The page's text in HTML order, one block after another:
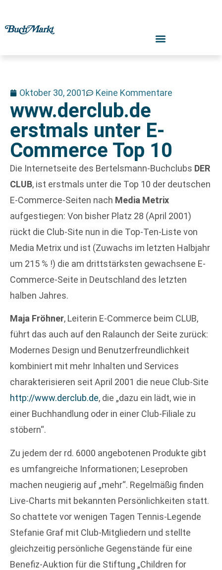
Oktober 30, 2001 Keine Kommentare
www.derclub.de
erstmals unter E-
Commerce Top 10
Die Internetseite des Bertelsmann-Buchclubs DER
CLUB, ist erstmals unter die Top 10 der deutschen
E-Commerce-Seiten nach Media Metrix
aufgestiegen: Von bisher Platz 28 (April 2001)
rückt die Club-Site nun in die Top-Ten-Liste von
Media Metrix und ist (Zuwachs im letzten Halbjahr
um 215 % !) die am drittstärksten gewachsene E-
Commerce-Seite in Deutschland des letzten
halben Jahres.
Maja Fröhner, Leiterin E-Commerce beim CLUB,
führt das auch auf den Ralaunch der Seite zurück:
Modernes Design und Benutzerfreundlichkeit
kombiniert mit mehr Inhalten und Services
charakterisieren seit April 2001 die neue Club-Site
http://www.derclub.de, die „dazu ein lädt, wie in
einer Buchhandlung oder in einer Club-Filiale zu
stöbern“.
Zu jedem der rd. 6000 angebotenen Produkte gibt
es umfangreiche Informationen; Leseproben
machen neugierig auf „mehr“. Regelmäßig finden
Live-Charts mit bekannten Persönlichkeiten statt.
So chattete vor wenigen Tagen Tennis-Legende
Stefanie Graf mit Club-Mitgliedern und stellte
gleichzeitig persönliche Gegenstände für eine
Benefiz-Auktion für die Stiftung „Children for